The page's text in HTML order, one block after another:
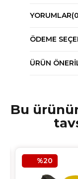
YORUMLAR
ÖDEME
ÜRÜN
Bu
%20